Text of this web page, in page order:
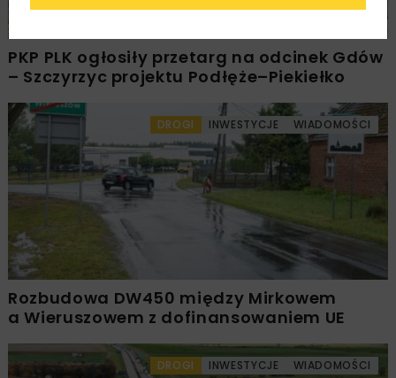
PKP PLK ogłosiły przetarg na odcinek Gdów
– Szczyrzyc projektu Podłęże–Piekiełko
DROGI INWESTYCJE WIADOMOŚCI
Rozbudowa DW450 między Mirkowem
a Wieruszowem z dofinansowaniem UE
DROGI INWESTYCJE WIADOMOŚCI